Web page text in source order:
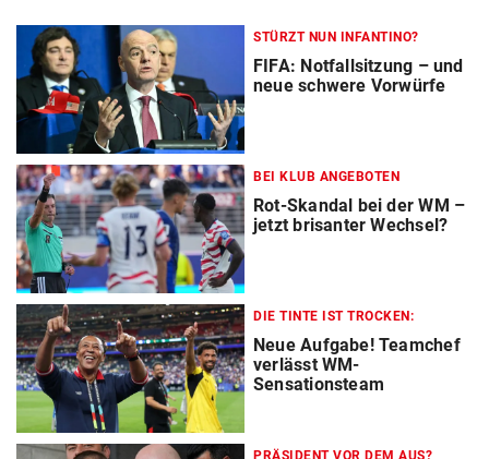
STÜRZT NUN INFANTINO?
FIFA: Notfallsitzung – und
neue schwere Vorwürfe
BEI KLUB ANGEBOTEN
Rot-Skandal bei der WM –
jetzt brisanter Wechsel?
DIE TINTE IST TROCKEN:
Neue Aufgabe! Teamchef
verlässt WM-
Sensationsteam